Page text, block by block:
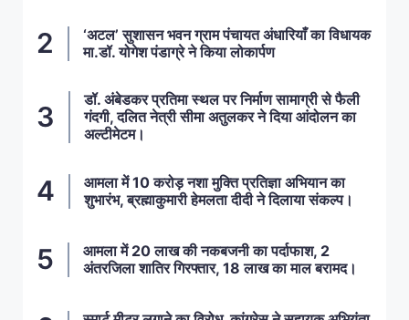
‘अटल’ सुशासन भवन ग्राम पंचायत अंधारियाँ का विधायक
मा.डॉ. योगेश पंडाग्रे ने किया लोकार्पण
डॉ. अंबेडकर प्रतिमा स्थल पर निर्माण सामाग्री से फैली
गंदगी, दलित नेत्री सीमा अतुलकर ने दिया आंदोलन का
अल्टीमेटम।
आमला में 10 करोड़ नशा मुक्ति प्रतिज्ञा अभियान का
शुभारंभ, ब्रह्माकुमारी हेमलता दीदी ने दिलाया संकल्प।
आमला में 20 लाख की नकबजनी का पर्दाफाश, 2
अंतरजिला शातिर गिरफ्तार, 18 लाख का माल बरामद।